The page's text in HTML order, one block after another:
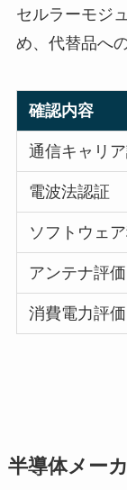
セルラーモジ
め、代替品へ
確認内容
通信キャリ
電波法認証
ソフトウェ
アンテナ評価
消費電力評価
半導体メー